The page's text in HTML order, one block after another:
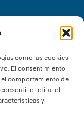
como las cookies
El consentimiento
comportamiento de
o retirar el
y